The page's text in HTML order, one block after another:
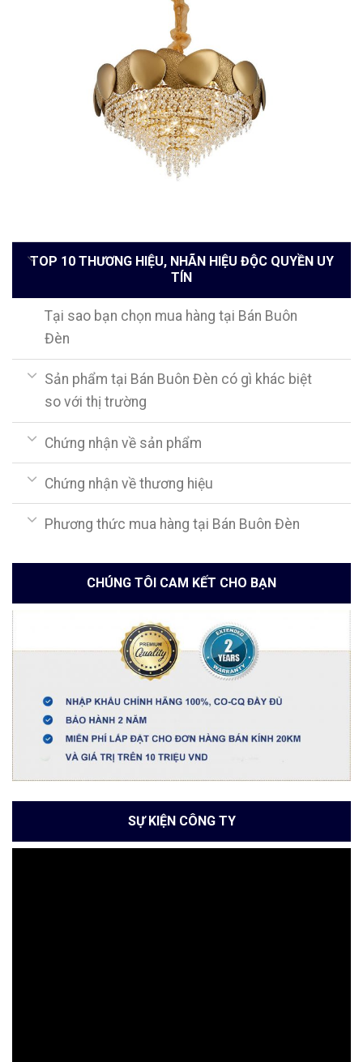
TOP 10 THƯƠNG HIỆU, NHÃN HIỆU ĐỘC QUYỀN UY
TÍN
Tại sao bạn chọn mua hàng tại Bán Buôn
Đèn
Sản phẩm tại Bán Buôn Đèn có gì khác biệt
so với thị trường
Chứng nhận về sản phẩm
Chứng nhận về thương hiệu
Phương thức mua hàng tại Bán Buôn Đèn
CHÚNG TÔI CAM KẾT CHO BẠN
SỰ KIỆN CÔNG TY